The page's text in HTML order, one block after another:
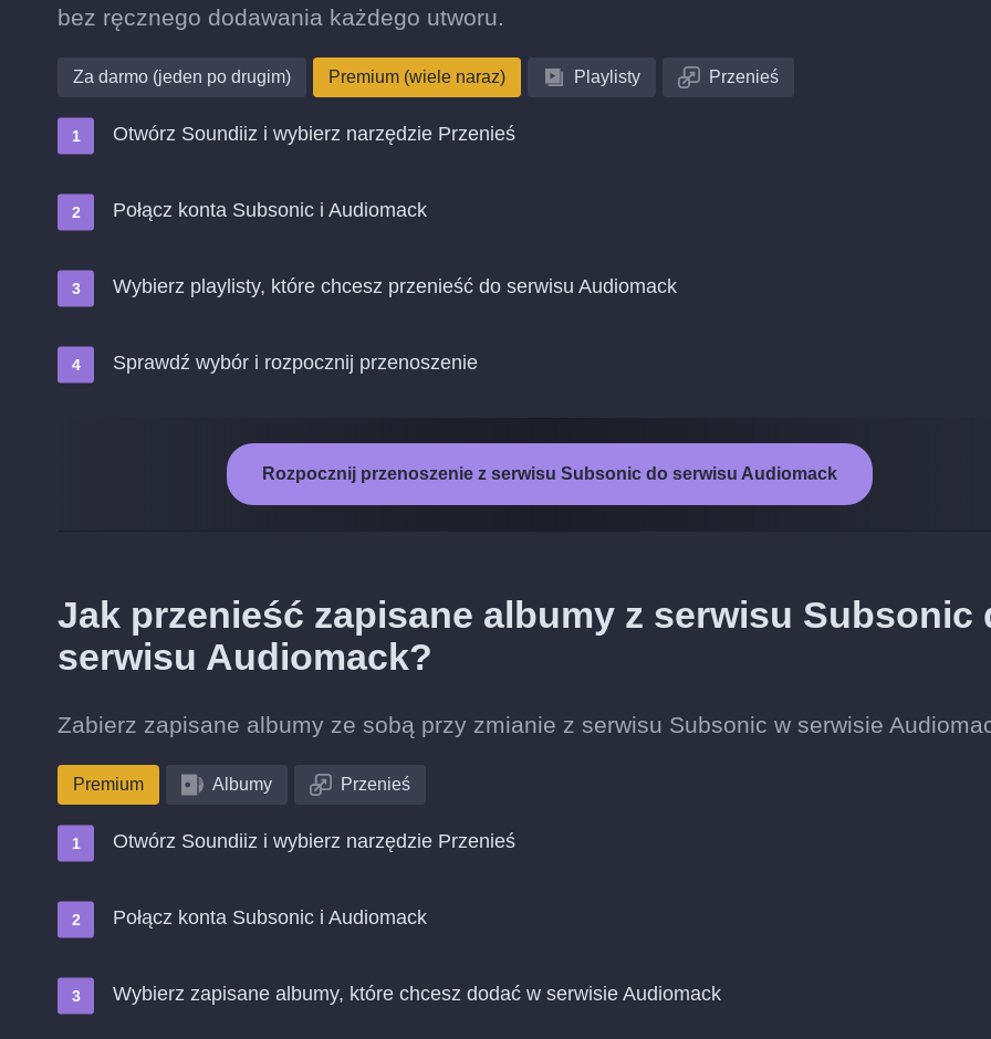
bez ręcznego dodawania każdego utworu.
Za darmo (jeden po drugim) Premium (wiele naraz) Playlisty Przenieś
Otwórz Soundiiz i wybierz narzędzie Przenieś
Połącz konta Subsonic i Audiomack
Wybierz playlisty, które chcesz przenieść do serwisu Audiomack
Sprawdź wybór i rozpocznij przenoszenie
Rozpocznij przenoszenie z serwisu Subsonic do serwisu Audiomack
Jak przenieść zapisane albumy z serwisu Subsonic
serwisu Audiomack?
Zabierz zapisane albumy ze sobą przy zmianie z serwisu Subsonic w serwisie
Premium Albumy Przenieś
Otwórz Soundiiz i wybierz narzędzie Przenieś
Połącz konta Subsonic i Audiomack
Wybierz zapisane albumy, które chcesz dodać w serwisie Audiomack